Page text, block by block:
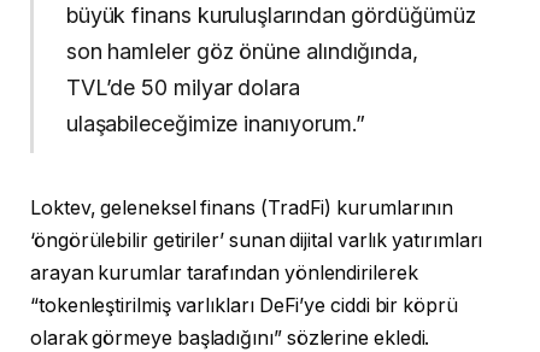
büyük finans kuruluşlarından gördüğümüz
son hamleler göz önüne alındığında,
TVL’de 50 milyar dolara
ulaşabileceğimize inanıyorum.”
Loktev, geleneksel finans (TradFi) kurumlarının
‘öngörülebilir getiriler’ sunan dijital varlık yatırımları
arayan kurumlar tarafından yönlendirilerek
“tokenleştirilmiş varlıkları DeFi’ye ciddi bir köprü
olarak görmeye başladığını” sözlerine ekledi.